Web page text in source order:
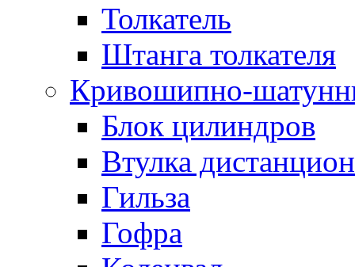
Толкатель
Штанга толкателя
Кривошипно-
Блок цилиндров
Втулка
Гильза
Гофра